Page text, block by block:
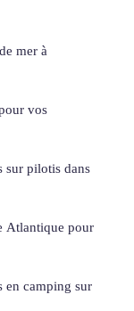
mer à
vos
sur pilotis dans
Atlantique pour
en camping sur